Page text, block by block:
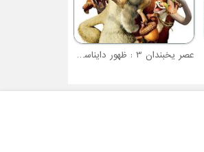
عصر یخبندان 3 : ظهور دایناسورها